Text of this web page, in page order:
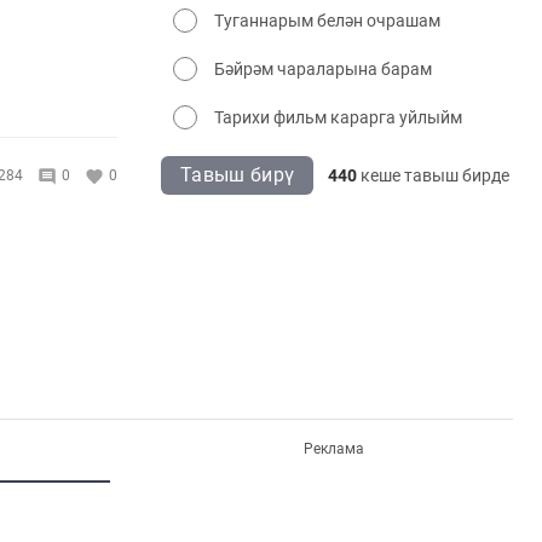
0 0
Туганнарым белән очрашам
Бәйрәм чараларына барам
Тарихи фильм карарга уйлыйм
Тавыш бирү 440 кеше тавыш бирде
Реклама